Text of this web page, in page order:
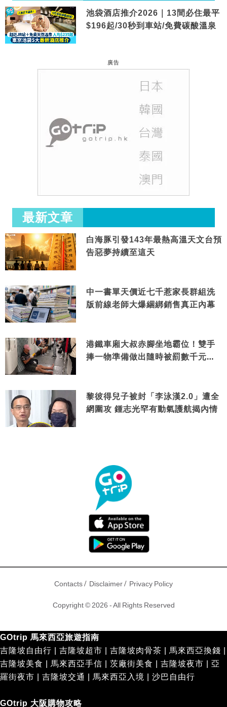
池袋酒店推介2026｜13間必住最平
$196起/30秒到車站/免費碳酸溫泉
廣告
最新文章
白海豚引發143年最熱高溫天文台預
告惡夢持續至這天
中一書單天價近七千惹家長群組洗
版前線老師大爆綑綁銷售真正內幕
港鐵車廂大叔赤腳坐地霸位！雙手
捧一物準備做出隨時被罰數千元舉
黎彼得兒子被封「李泳漢2.0」遭全
網圍攻 鍾志光罕有動氣護航揭內情
Contacts/ Disclaimer/ Privacy Policy
Copyright © 2026 - All Rights Reserved
GOtrip 馬來西亞旅遊指南
吉隆坡自由行
吉隆坡超市 吉隆坡肉骨茶 馬來西亞換錢
吉隆坡美食
馬來西亞手信 茨廠街美食 吉隆坡夜市
亞
羅街夜市
吉隆坡交通 馬來西亞入境 沙巴自由行
GOtrip 大阪購物攻略